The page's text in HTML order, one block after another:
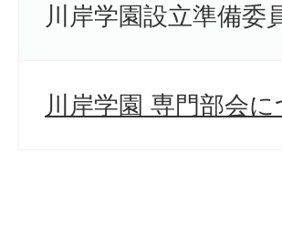
川岸学園設立準備委
川岸学園 専門部会に